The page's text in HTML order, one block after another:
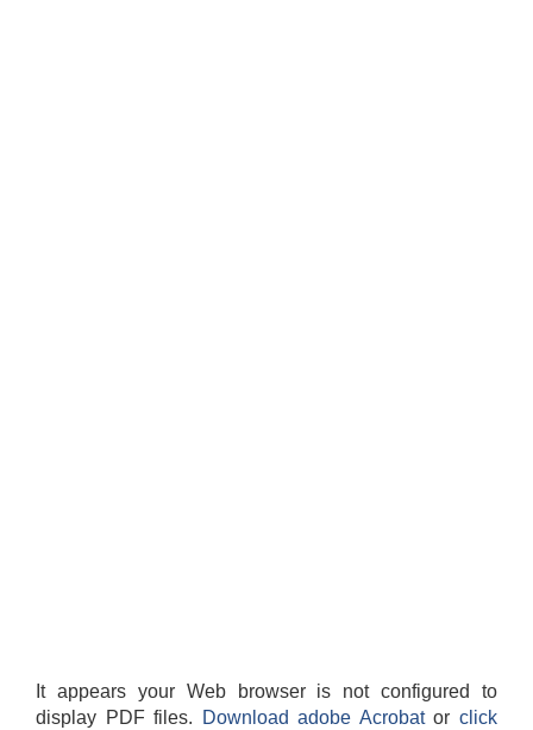
It appears your Web browser is not configured to
display PDF files.
Download adobe Acrobatorclick